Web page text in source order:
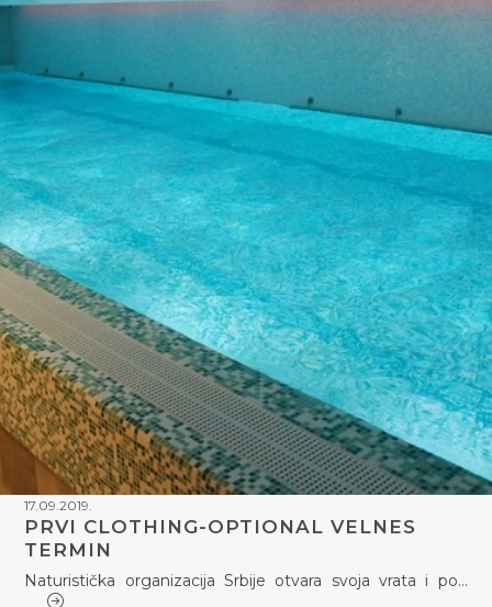
17.09.2019.
PRVI CLOTHING-OPTIONAL VELNES
TERMIN
Naturistička organizacija Srbije otvara svoja vrata i po…